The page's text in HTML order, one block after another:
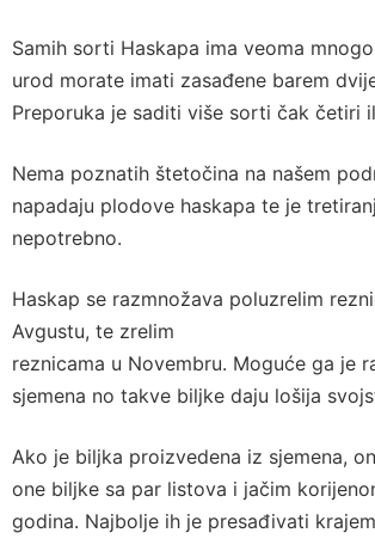
Samih sorti Haskapa ima veoma
urod morate imati zasađene barem
Preporuka je saditi više sorti čak četiri
Nema poznatih štetočina na našem
napadaju plodove haskapa te je
nepotrebno.
Haskap se razmnožava poluzrelim
Avgustu, te zrelim
reznicama u Novembru. Moguće ga je
sjemena no takve biljke daju lošija
Ako je biljka proizvedena iz sjemena,
one biljke sa par listova i jačim
godina. Najbolje ih je presađivati